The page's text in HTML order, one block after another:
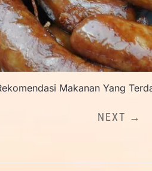
Makanan Yang
NEXT →